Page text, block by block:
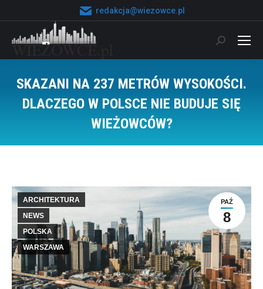
redakcja@wiezowce.pl
Szukaj:
SKAZANI NA 237 METRÓW WYSOKOŚCI.
DLACZEGO W POLSCE NIE BUDUJE SIĘ
WIEŻOWCÓW?
PAŹ
8
ARCHITEKTURA
NEWS
POLSKA
WARSZAWA